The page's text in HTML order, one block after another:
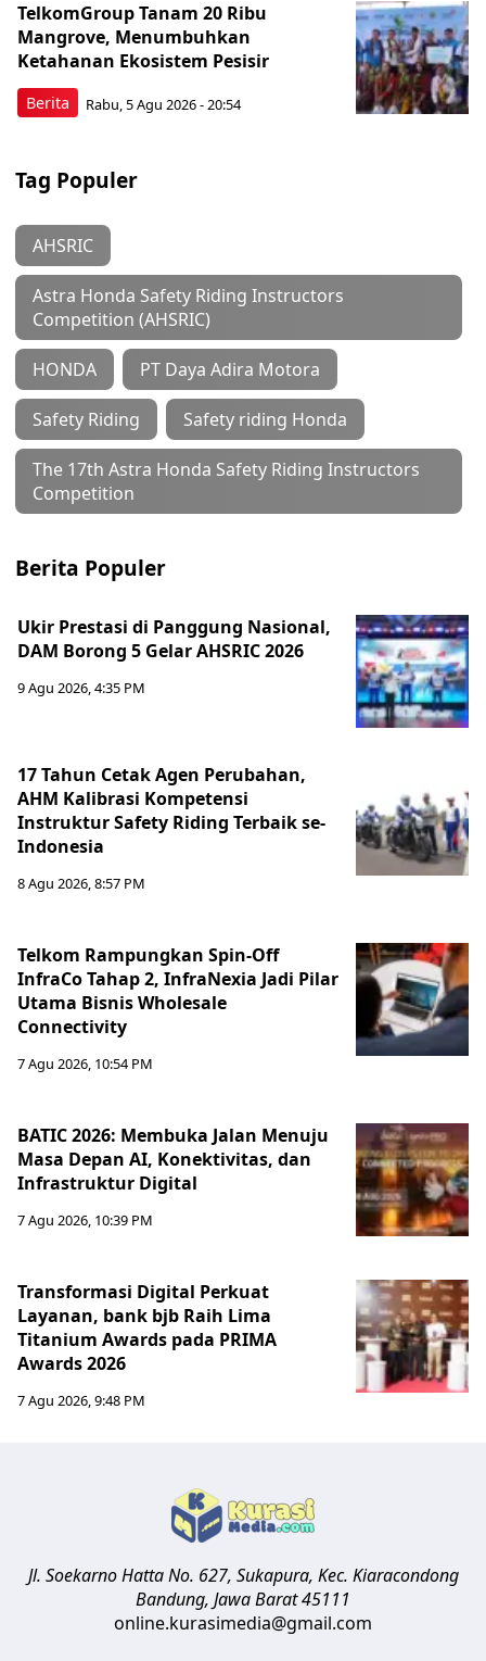
Berita
TelkomGroup Tanam 20 Ribu
Mangrove, Menumbuhkan
Ketahanan Ekosistem Pesisir
Rabu, 5 Agu 2026 - 20:54
Tag Populer
AHSRIC
Astra Honda Safety Riding Instructors
Competition (AHSRIC)
HONDA PT Daya Adira Motora
Safety Riding Safety riding Honda
The 17th Astra Honda Safety Riding Instructors
Competition
Berita Populer
Ukir Prestasi di Panggung Nasional,
DAM Borong 5 Gelar AHSRIC 2026
9 Agu 2026, 4:35 PM
17 Tahun Cetak Agen Perubahan,
AHM Kalibrasi Kompetensi
Instruktur Safety Riding Terbaik se-
Indonesia
8 Agu 2026, 8:57 PM
Telkom Rampungkan Spin-Off
InfraCo Tahap 2, InfraNexia Jadi Pilar
Utama Bisnis Wholesale
Connectivity
7 Agu 2026, 10:54 PM
BATIC 2026: Membuka Jalan Menuju
Masa Depan AI, Konektivitas, dan
Infrastruktur Digital
7 Agu 2026, 10:39 PM
Transformasi Digital Perkuat
Layanan, bank bjb Raih Lima
Titanium Awards pada PRIMA
Awards 2026
7 Agu 2026, 9:48 PM
Jl. Soekarno Hatta No. 627, Sukapura, Kec. Kiaracondong
Bandung, Jawa Barat45111
online.kurasimedia@gmail.com